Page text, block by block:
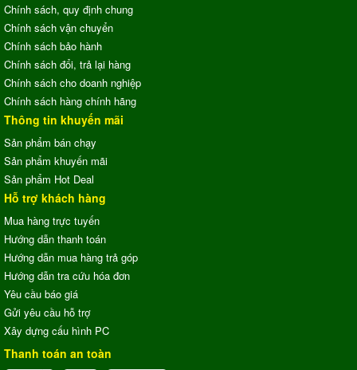
Chính sách, quy định chung
Chính sách vận chuyển
Chính sách bảo hành
Chính sách đổi, trả lại hàng
Chính sách cho doanh nghiệp
Chính sách hàng chính hãng
Thông tin khuyến mãi
Sản phẩm bán chạy
Sản phẩm khuyến mãi
Sản phẩm Hot Deal
Hỗ trợ khách hàng
Mua hàng trực tuyến
Hướng dẫn thanh toán
Hướng dẫn mua hàng trả góp
Hướng dẫn tra cứu hóa đơn
Yêu cầu báo giá
Gửi yêu cầu hỗ trợ
Xây dựng cấu hình PC
Thanh toán an toàn